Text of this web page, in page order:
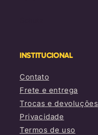
INSTITUCIONAL
Contato
Frete e entrega
Trocas e devoluções
Privacidade
Termos de uso